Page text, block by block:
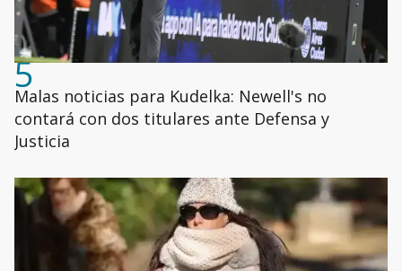
5
Malas noticias para Kudelka: Newell's no
contará con dos titulares ante Defensa y
Justicia